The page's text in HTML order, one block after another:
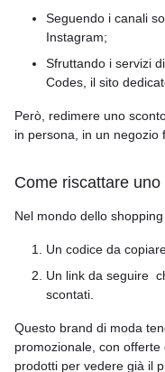
Seguendo i canali
Instagram;
Sfruttando i servizi
Codes, il sito
Però, redimere uno
in persona, in un negozio
Come riscattare
Nel mondo dello
Un codice da
Un link da seguire
scontati.
Questo brand di moda
promozionale, con
prodotti per vedere già il